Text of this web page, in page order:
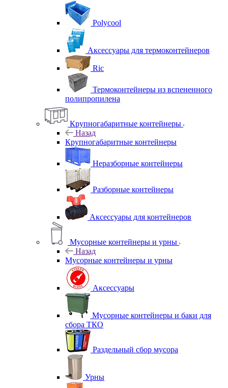
Polycool
Аксессуары для термоконтейнеров
Ric
Термоконтейнеры из вспененного
полипропилена
Крупногабаритные контейнеры
Назад
Крупногабаритные контейнеры
Неразборные контейнеры
Разборные контейнеры
Аксессуары для контейнеров
Мусорные контейнеры и урны
Назад
Мусорные контейнеры и урны
Аксессуары
Мусорные контейнеры и баки для
сбора ТКО
Раздельный сбор мусора
Урны